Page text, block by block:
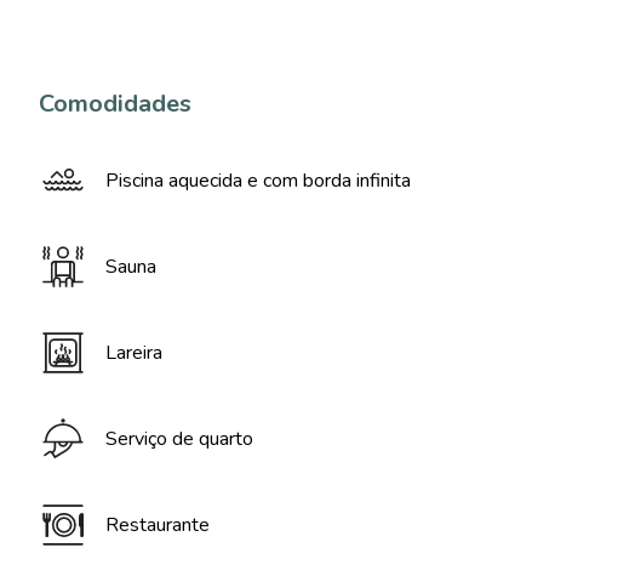
Comodidades
Piscina aquecida e com borda infinita
Sauna
Lareira
Serviço de quarto
Restaurante